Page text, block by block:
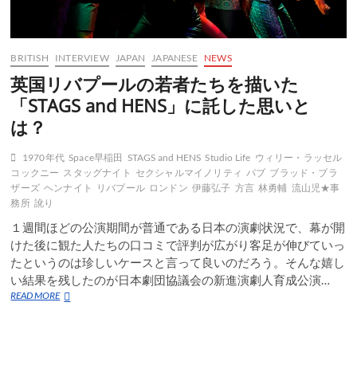
BRITISH INTERVIEW JAPAN JAPANESE NEWS
英国リバプールの若者たちを描いた
「STAGS and HENS」に託した思いと
は？
1970年代 Space早稲田 STAGS and HENS Studio Life ウィリー・ラッセル
コックニー スタッグナイト セクシャルマイノリティ パブ ブラッド・ブラ
ザーズ ヘンナイト リバプール ロンドン 伊藤弘子 方言 林勇輔 流山児★事
務所 訛り
１週間ほどの公演期間が普通である日本の演劇状況で、幕が開
けた後に観た人たちの口コミで評判が広がり客足が伸びていっ
たというのは珍しいケースと言って良いのだろう。そんな嬉し
い結果を残したのが日本劇団協議会の新進演劇人育成公演…
READ MORE英